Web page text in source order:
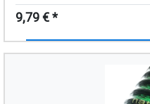
9,79 € *